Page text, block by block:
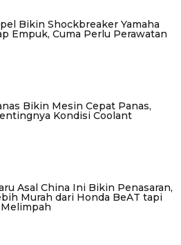
Bikin Shockbreaker Yamaha
Empuk, Cuma Perlu Perawatan
Bikin Mesin Cepat Panas,
Kondisi Coolant
Asal China Ini Bikin Penasaran,
Murah dari Honda BeAT tapi